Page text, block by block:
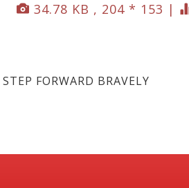
34.78 KB , 204 * 153 |
FORWARD BRAVELY